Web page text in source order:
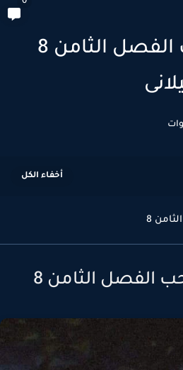
رواية لعبة الحب الفصل الثامن 8
8
الفصل الثامن 8